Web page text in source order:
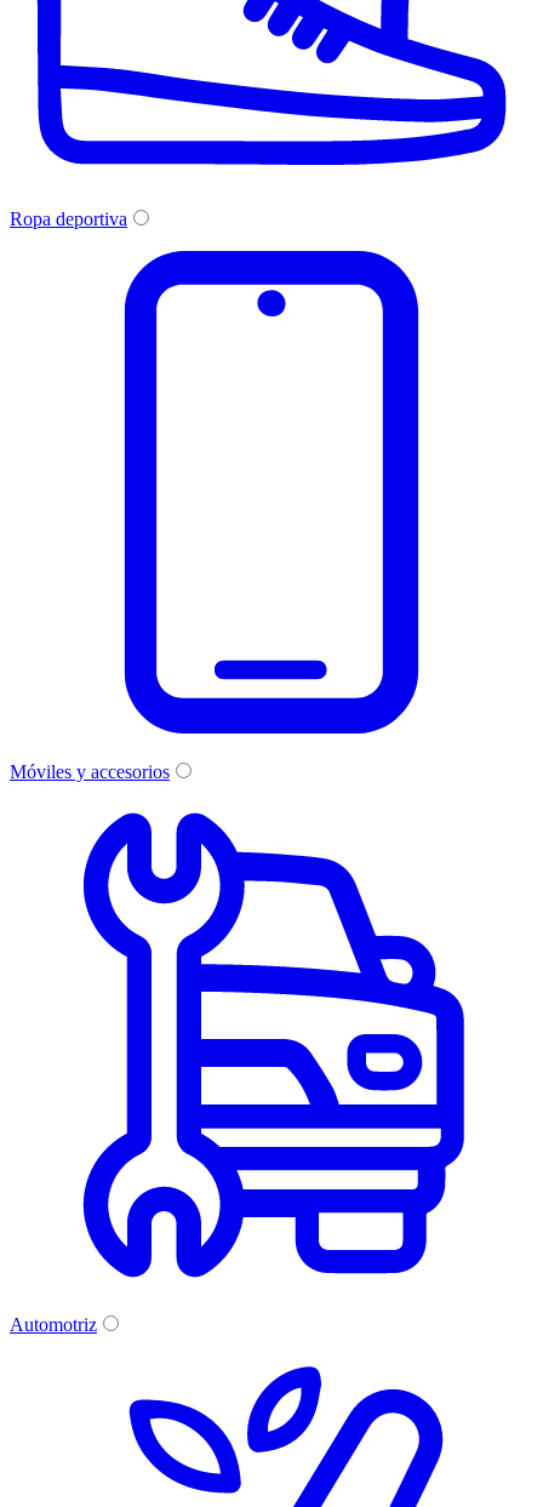
Ropa deportiva
Móviles y accesorios
Automotriz